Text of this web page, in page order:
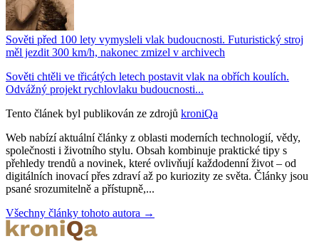
Sověti před 100 lety vymysleli vlak budoucnosti. Futuristický stroj
měl jezdit 300 km/h, nakonec zmizel v archivech
Sověti chtěli ve třicátých letech postavit vlak na obřích koulích.
Odvážný projekt rychlovlaku budoucnosti...
Tento článek byl publikován ze zdrojů kroniQa
Web nabízí aktuální články z oblasti moderních technologií, vědy,
společnosti i životního stylu. Obsah kombinuje praktické tipy s
přehledy trendů a novinek, které ovlivňují každodenní život – od
digitálních inovací přes zdraví až po kuriozity ze světa. Články jsou
psané srozumitelně a přístupně,...
Všechny články tohoto autora →